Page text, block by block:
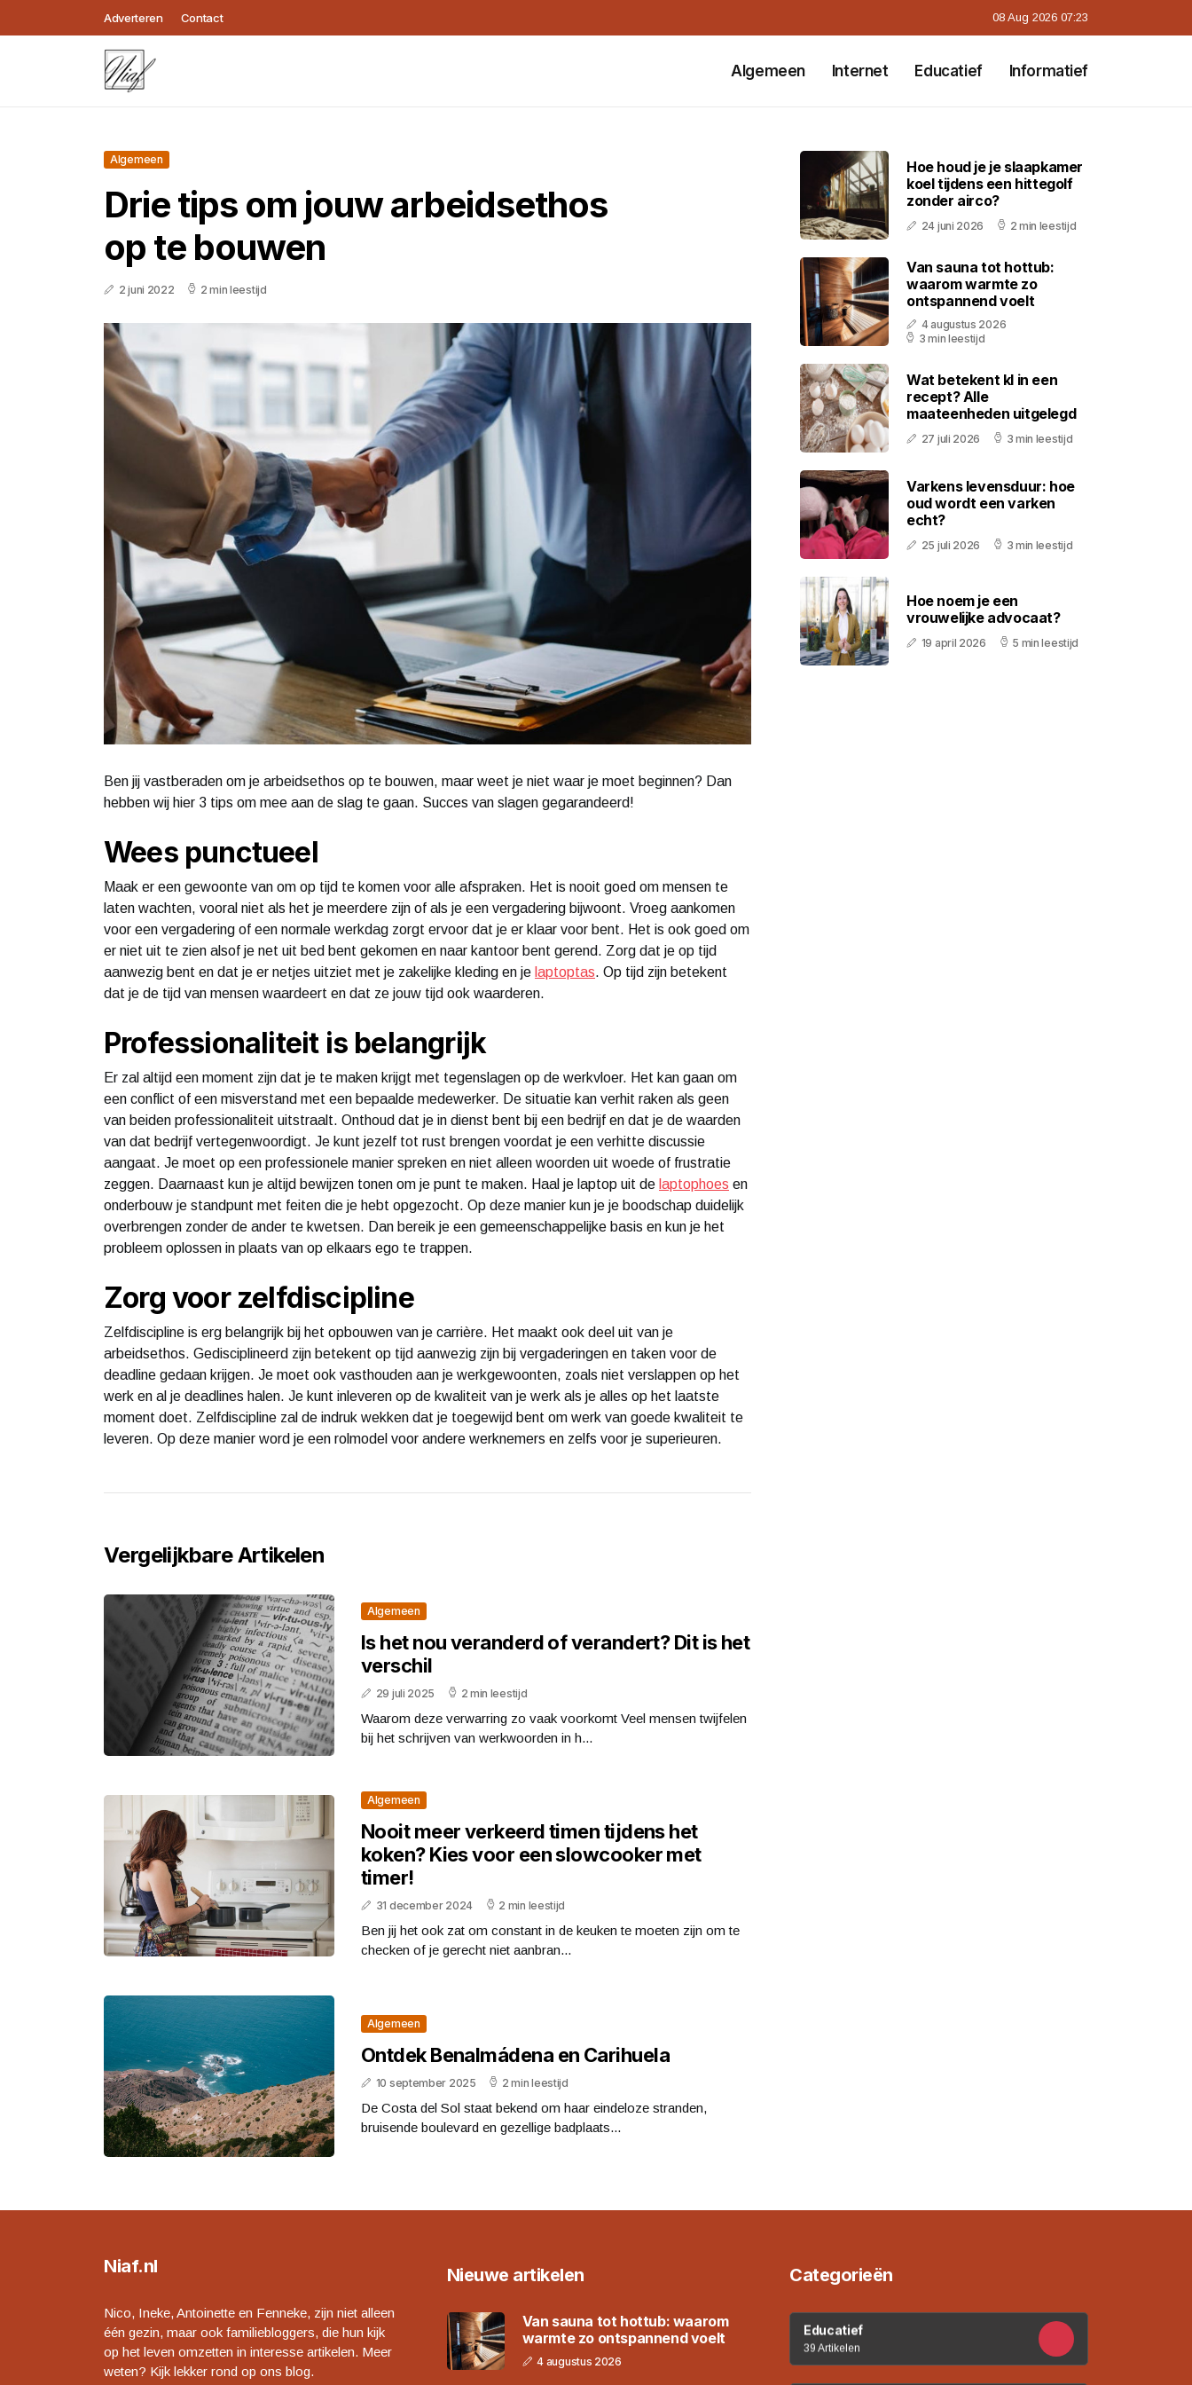
Adverteren Contact 08 Aug 2026 07:23
Algemeen Internet Educatief Informatief
Algemeen
Drie tips om jouw arbeidsethos
op te bouwen
2 juni 2022 2 min leestijd
Ben jij vastberaden om je arbeidsethos op te bouwen, maar weet je niet waar je moet beginnen? Dan
hebben wij hier 3 tips om mee aan de slag te gaan. Succes van slagen gegarandeerd!
Wees punctueel
Maak er een gewoonte van om op tijd te komen voor alle afspraken. Het is nooit goed om mensen te
laten wachten, vooral niet als het je meerdere zijn of als je een vergadering bijwoont. Vroeg aankomen
voor een vergadering of een normale werkdag zorgt ervoor dat je er klaar voor bent. Het is ook goed om
er niet uit te zien alsof je net uit bed bent gekomen en naar kantoor bent gerend. Zorg dat je op tijd
aanwezig bent en dat je er netjes uitziet met je zakelijke kleding en je laptoptas. Op tijd zijn betekent
dat je de tijd van mensen waardeert en dat ze jouw tijd ook waarderen.
Professionaliteit is belangrijk
Er zal altijd een moment zijn dat je te maken krijgt met tegenslagen op de werkvloer. Het kan gaan om
een ​​conflict of een misverstand met een bepaalde medewerker. De situatie kan verhit raken als geen
van beiden professionaliteit uitstraalt. Onthoud dat je in dienst bent bij een bedrijf en dat je de waarden
van dat bedrijf vertegenwoordigt. Je kunt jezelf tot rust brengen voordat je een verhitte discussie
aangaat. Je moet op een professionele manier spreken en niet alleen woorden uit woede of frustratie
zeggen. Daarnaast kun je altijd bewijzen tonen om je punt te maken. Haal je laptop uit de laptophoes en
onderbouw je standpunt met feiten die je hebt opgezocht. Op deze manier kun je je boodschap duidelijk
overbrengen zonder de ander te kwetsen. Dan bereik je een gemeenschappelijke basis en kun je het
probleem oplossen in plaats van op elkaars ego te trappen.
Zorg voor zelfdiscipline
Zelfdiscipline is erg belangrijk bij het opbouwen van je carrière. Het maakt ook deel uit van je
arbeidsethos. Gedisciplineerd zijn betekent op tijd aanwezig zijn bij vergaderingen en taken voor de
deadline gedaan krijgen. Je moet ook vasthouden aan je werkgewoonten, zoals niet verslappen op het
werk en al je deadlines halen. Je kunt inleveren op de kwaliteit van je werk als je alles op het laatste
moment doet. Zelfdiscipline zal de indruk wekken dat je toegewijd bent om werk van goede kwaliteit te
leveren. Op deze manier word je een rolmodel voor andere werknemers en zelfs voor je superieuren.
Vergelijkbare Artikelen
Algemeen
Is het nou veranderd of verandert? Dit is het
verschil
29 juli 2025 2 min leestijd
Waarom deze verwarring zo vaak voorkomt Veel mensen twijfelen
bij het schrijven van werkwoorden in h...
Algemeen
Nooit meer verkeerd timen tijdens het
koken? Kies voor een slowcooker met
timer!
31 december 2024 2 min leestijd
Ben jij het ook zat om constant in de keuken te moeten zijn om te
checken of je gerecht niet aanbran...
Algemeen
Ontdek Benalmádena en Carihuela
10 september 2025 2 min leestijd
De Costa del Sol staat bekend om haar eindeloze stranden,
bruisende boulevard en gezellige badplaats...
Hoe houd je je slaapkamer
koel tijdens een hittegolf
zonder airco?
24 juni 2026 2 min leestijd
Van sauna tot hottub:
waarom warmte zo
ontspannend voelt
4 augustus 2026
3 min leestijd
Wat betekent kl in een
recept? Alle
maateenheden uitgelegd
27 juli 2026 3 min leestijd
Varkens levensduur: hoe
oud wordt een varken
echt?
25 juli 2026 3 min leestijd
Hoe noem je een
vrouwelijke advocaat?
19 april 2026 5 min leestijd
Niaf.nl
Nico, Ineke, Antoinette en Fenneke, zijn niet alleen
één gezin, maar ook familiebloggers, die hun kijk
op het leven omzetten in interesse artikelen. Meer
weten? Kijk lekker rond op ons blog.
Nieuwe artikelen
Van sauna tot hottub: waarom
warmte zo ontspannend voelt
4 augustus 2026
Categorieën
Educatief
39 Artikelen